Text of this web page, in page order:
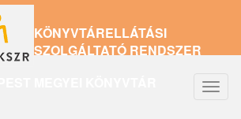
KÖNYVTÁRELLÁTÁSI
SZOLGÁLTATÓ RENDSZER